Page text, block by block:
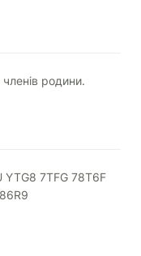
родини.
YTG8 7TFG 78T6F